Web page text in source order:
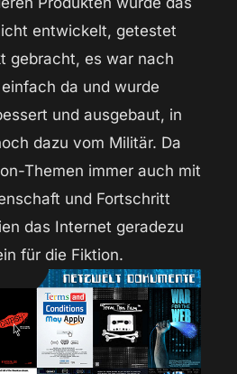
entwickelt, getestet
gebracht, es war nach
da und wurde
und ausgebaut, in
dazu vom Militär. Da
Themen immer auch mit
und Fortschritt
das Internet geradezu
für die Fiktion.